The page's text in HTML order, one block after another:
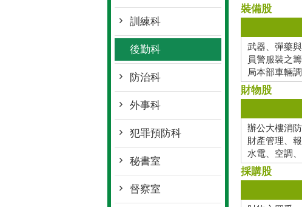
訓練科
後勤科
防治科
外事科
犯罪預防科
秘書室
督察室
裝備股
武器、彈藥
員警服裝之
局本部車輛
財物股
辦公大樓消
財產管理、
水電、空調
採購股